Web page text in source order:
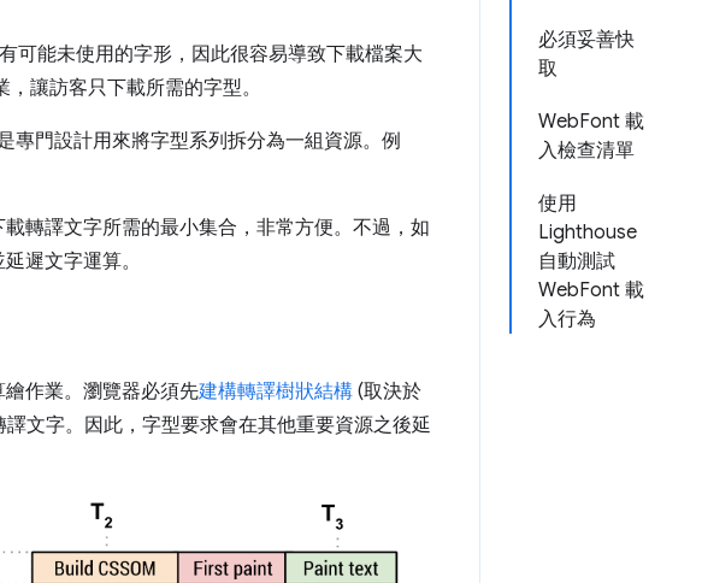
必須妥善快
取
WebFont 載
入檢查清單
使用
Lighthouse
自動測試
WebFont 載
入行為
可能未使用的字形，因此很容易導致下載檔案大
讓訪客只下載所需的字型。
專門設計用來將字型系列拆分為一組資源。例
轉譯文字所需的最小集合，非常方便。不過，如
遲文字運算。
作業。瀏覽器必須先建構轉譯樹狀結構 (取決於
文字。因此，字型要求會在其他重要資源之後延